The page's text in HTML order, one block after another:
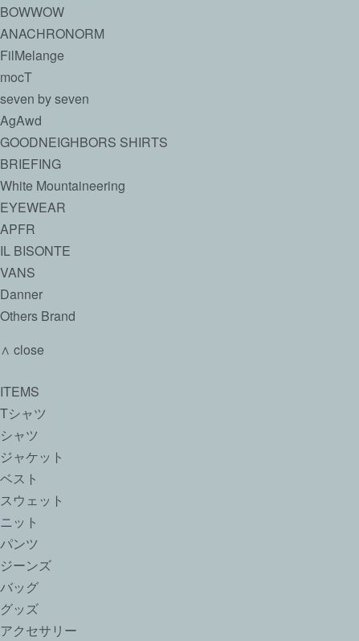
BOWWOW
ANACHRONORM
FilMelange
mocT
seven by seven
AgAwd
GOODNEIGHBORS SHIRTS
BRIEFING
White Mountaineering
EYEWEAR
APFR
IL BISONTE
VANS
Danner
Others Brand
∧ close
ITEMS
Tシャツ
シャツ
ジャケット
ベスト
スウェット
ニット
パンツ
ジーンズ
バッグ
グッズ
アクセサリー